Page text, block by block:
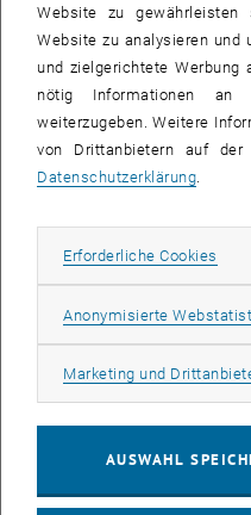
Wer wir sind
Website zu
Website zu analysieren und
und zielgerichtete Werbung
nötig Informationen an
weiterzugeben. Weitere
von Drittanbietern auf
Datenschutzerklärung
Erforderliche Cookies
Anonymisierte
Marketing und
AUSWAHL